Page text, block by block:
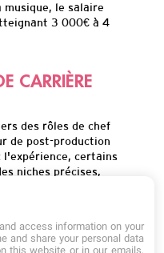
le salaire
3 000€ à 4
CARRIÈRE
des rôles de chef
de post-production
l'expérience, certains
niches précises,
la conception
pour des
access information on your
and share your personal data
this website or in our emails,